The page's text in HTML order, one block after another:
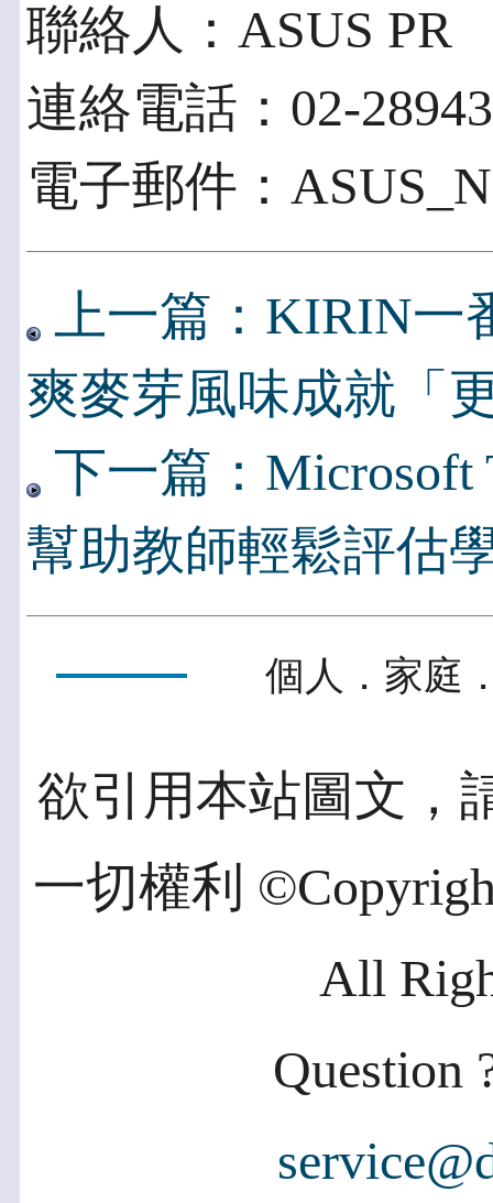
聯絡人：ASUS PR
連絡電話：02-
電子郵件：
上一篇：KIRIN一
爽麥芽風味成就「
下一篇：
幫助教師輕鬆評估
個人．家庭
欲引用本站圖文，
一切權利
All
Question